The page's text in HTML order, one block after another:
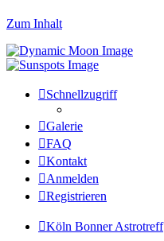
Zum Inhalt
Schnellzugriff
Galerie
FAQ
Kontakt
Anmelden
Registrieren
Köln Bonner Astrotreff